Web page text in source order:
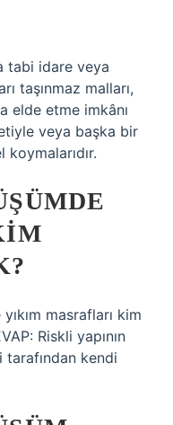
tabi idare veya
taşınmaz malları,
elde etme imkânı
veya başka bir
masrafları kim
Riskli yapının
tarafından kendi